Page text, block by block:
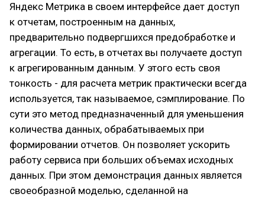
Яндекс Метрика в своем интерфейсе дает доступ
к отчетам, построенным на данных,
предварительно подвергшихся предобработке и
агрегации. То есть, в отчетах вы получаете доступ
к агрегированным данным. У этого есть своя
тонкость - для расчета метрик практически всегда
используется, так называемое, сэмплирование. По
сути это метод предназначенный для уменьшения
количества данных, обрабатываемых при
формировании отчетов. Он позволяет ускорить
работу сервиса при больших объемах исходных
данных. При этом демонстрация данных является
своеобразной моделью, сделанной на